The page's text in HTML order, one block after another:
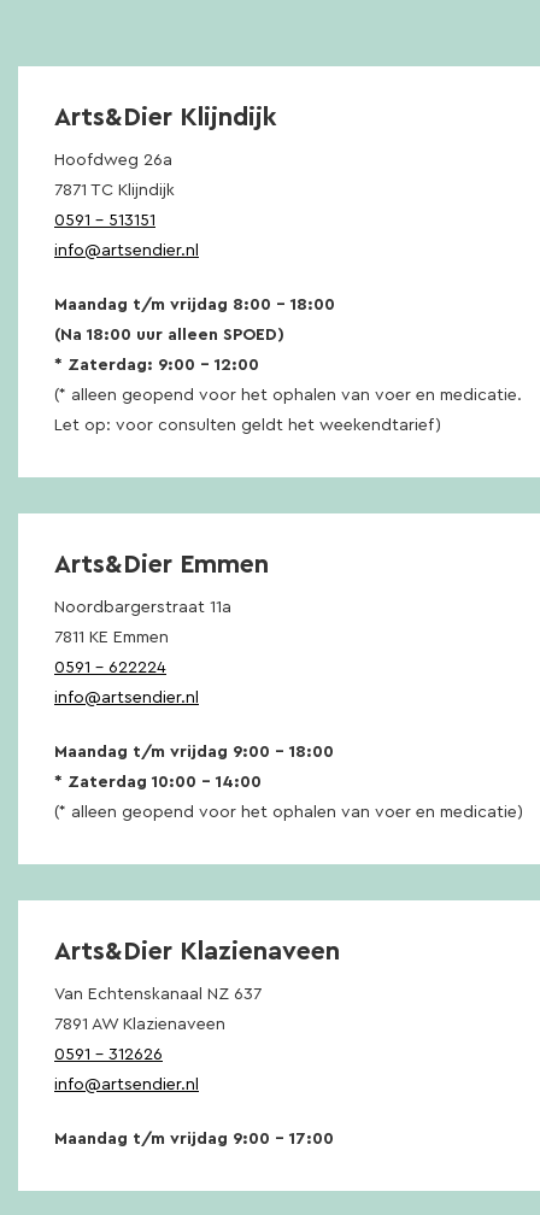
Arts&Dier Klijndijk
Hoofdweg 26a
7871 TC Klijndijk
0591 – 513151
info@artsendier.nl
Maandag t/m vrijdag 8:00 – 18:00
(Na 18:00 uur alleen SPOED)
* Zaterdag: 9:00 – 12:00
(* alleen geopend voor het ophalen van voer en medicatie.
Let op: voor consulten geldt het weekendtarief)
Arts&Dier Emmen
Noordbargerstraat 11a
7811 KE Emmen
0591 – 622224
info@artsendier.nl
Maandag t/m vrijdag 9:00 – 18:00
* Zaterdag 10:00 – 14:00
(* alleen geopend voor het ophalen van voer en medicatie)
Arts&Dier Klazienaveen
Van Echtenskanaal NZ 637
7891 AW Klazienaveen
0591 – 312626
info@artsendier.nl
Maandag t/m vrijdag 9:00 – 17:00